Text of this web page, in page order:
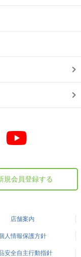
規会員登録する
店舗案内
人情報保護方針
安全自主行動指針